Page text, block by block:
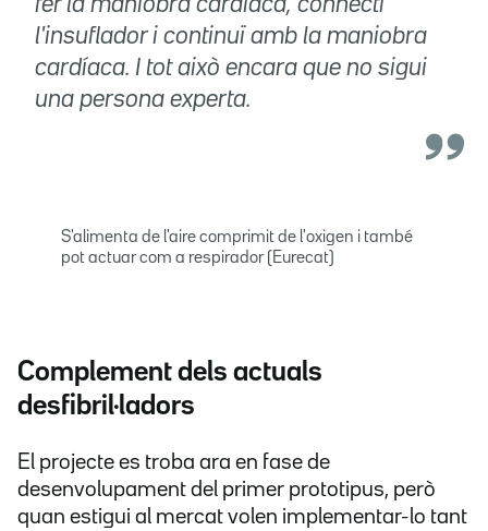
fer la maniobra cardíaca, connecti
l'insuflador i continuï amb la maniobra
cardíaca. I tot això encara que no sigui
una persona experta.
S'alimenta de l'aire comprimit de l'oxigen i també
pot actuar com a respirador (Eurecat)
Complement dels actuals
desfibril·ladors
El projecte es troba ara en fase de
desenvolupament del primer prototipus, però
quan estigui al mercat volen implementar-lo tant